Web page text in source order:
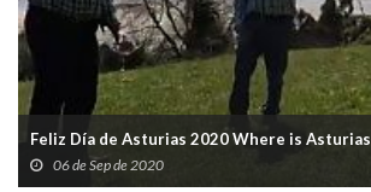
Feliz Día de Asturias 2020 Where is Asturias
06 de Sep de 2020